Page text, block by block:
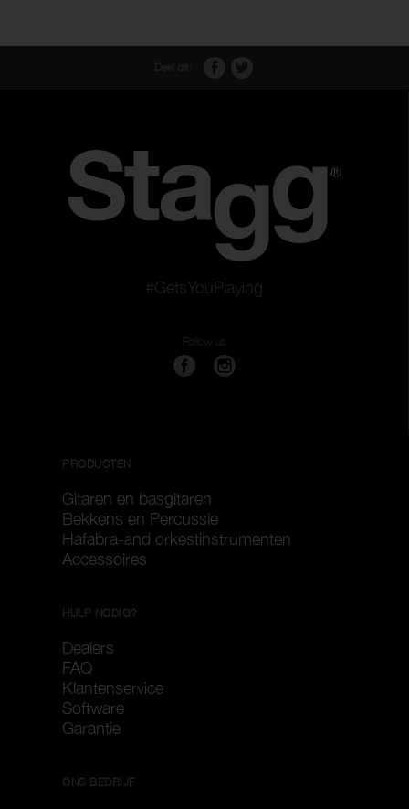
#GetsYouPlaying
Follow us
PRODUCTEN
Gitaren en basgitaren
Bekkens en Percussie
Hafabra-and orkestinstrumenten
Accessoires
HULP NODIG?
Dealers
FAQ
Klantenservice
Software
Garantie
ONS BEDRIJF